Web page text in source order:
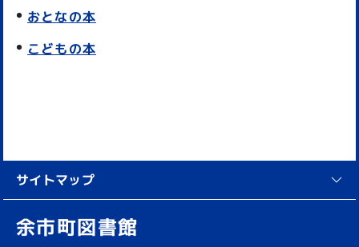
おとなの本
こどもの本
サイトマップ
余市町図書館